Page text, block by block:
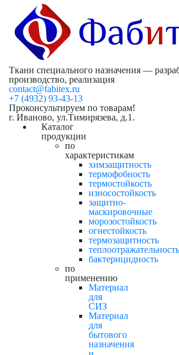
Ткани специального назначения —
производство, реализация
contact@fabitex.ru
+7 (4932) 93-43-13
Проконсультируем по товарам!
г. Иваново, ул.Тимирязева, д.1.
Каталог
продукции
по
характеристикам
химзащитность
термофобность
термостойкость
износостойкость
защитно-
маскировочные
морозостойкость
огнестойкость
термозащитность
теплоотражательность
бактерицидность
по
применению
Материал
для
СИЗ
Материал
для
бытового
назначения